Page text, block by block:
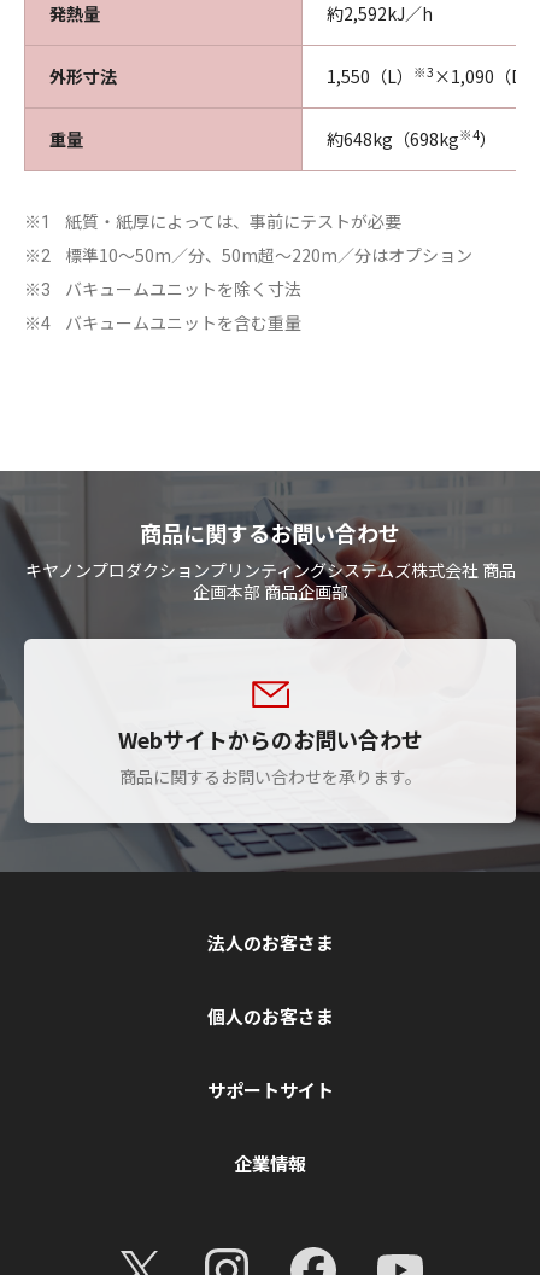
発熱量 約2,592kJ／h
外形寸法 1,550（L） ※3 ×1,090（D
重量 約648kg（698kg※4）
※1 紙質・紙厚によっては、事前にテストが必要
※2 標準10～50m／分、50m超～220m／分はオプション
※3 バキュームユニットを除く寸法
※4 バキュームユニットを含む重量
商品に関するお問い合わせ
キヤノンプロダクションプリンティングシステムズ株式会社 商品
企画本部 商品企画部
Webサイトからのお問い合わせ
商品に関するお問い合わせを承ります。
法人のお客さま
個人のお客さま
サポートサイト
企業情報